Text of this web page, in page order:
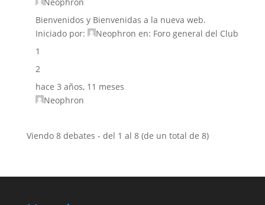
Bienvenidos y Bienvenidas a la nueva web.
Iniciado por:
Neophron en: Foro general del Club
1
2
hace 3 años, 11 meses
Neophron
Viendo 8 debates - del 1 al 8 (de un total de 8)